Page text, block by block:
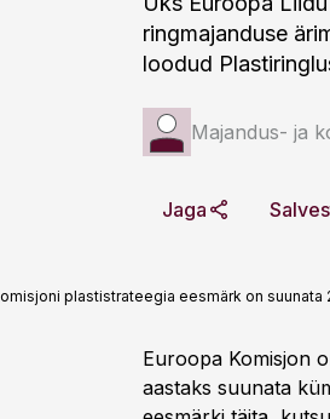
ringmajanduse
loodud
Majandus- ja
Jaga
plastistrateegia eesmärk on
Euroopa Komisjon
aastaks suunata